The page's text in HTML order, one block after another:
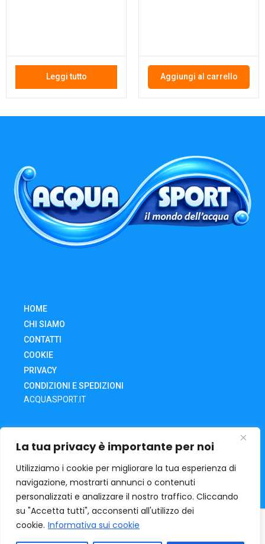
La tua privacy è importante per noi
Utilizziamo i cookie per migliorare la tua esperienza di
navigazione, mostrarti annunci o contenuti
personalizzati e analizzare il nostro traffico. Cliccando
su "Accetta tutti", acconsenti all'utilizzo dei
cookie. Informativa sui cookie
Leggi tutto Aggiungi al carrello
HOME
CHI SIAMO
CONTATTI
COOKIE
PRIVACY
CONDIZIONI E SPEDIZIONI
ACQUASPORT.IT
CARRELLO
IL MIO ACCOUNT
RECESSO DA UN ORDINE
ACQUA SPORTVia O. Tramontani, 32 | 06135 – Ponte San
Giovanni – Pg | mail: acquasport@iol.it | Tel. +39 075398411